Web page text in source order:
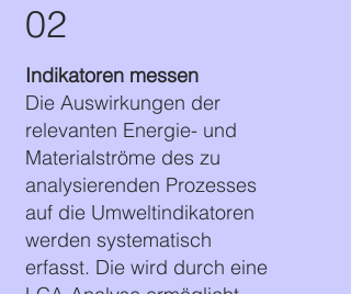
02
Indikatoren messen
Die Auswirkungen der
relevanten Energie- und
Materialströme des zu
analysierenden Prozesses
auf die Umweltindikatoren
werden systematisch
erfasst. Die wird durch eine